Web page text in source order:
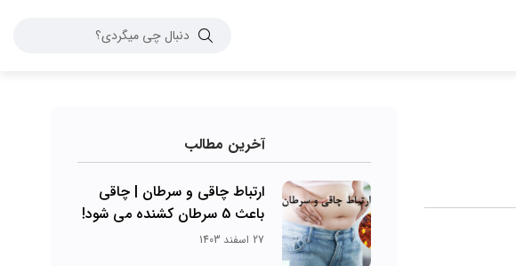
آخرین مطالب
ارتباط چاقی و سرطان | چاقی
باعث 5 سرطان کشنده می شود!
27 اسفند 1403